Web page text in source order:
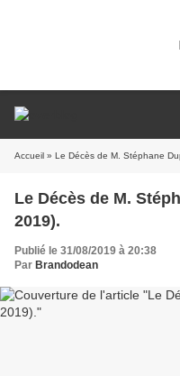
Accueil » Le Décès de M. Stéphane
Le Décès de M.
2019).
Publié le 31/08/2019 à 20:38
Par Brandodean